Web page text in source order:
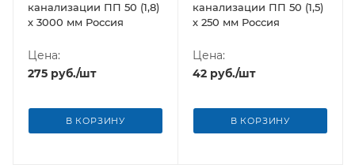
канализации ПП 50 (1,8)
х 3000 мм Россия
Цена:
275 руб./шт
В КОРЗИНУ
канализации ПП 50 (1,5)
х 250 мм Россия
Цена:
42 руб./шт
В КОРЗИНУ